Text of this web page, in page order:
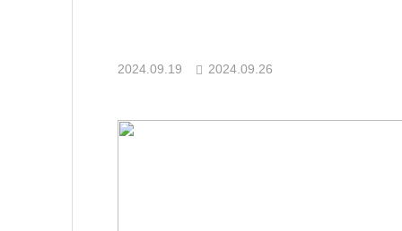
2024.09.19 2024.09.26